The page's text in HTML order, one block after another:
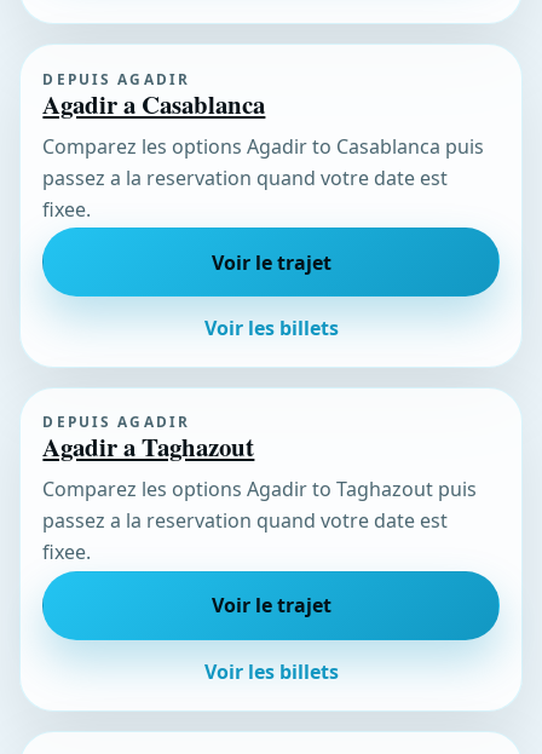
DEPUIS AGADIR
Agadir a Casablanca
Comparez les options Agadir to Casablanca puis
passez a la reservation quand votre date est
fixee.
Voir le trajet
Voir les billets
DEPUIS AGADIR
Agadir a Taghazout
Comparez les options Agadir to Taghazout puis
passez a la reservation quand votre date est
fixee.
Voir le trajet
Voir les billets